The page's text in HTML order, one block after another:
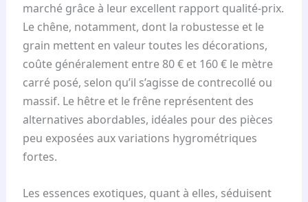
marché grâce à leur excellent rapport qualité-prix.
Le chêne, notamment, dont la robustesse et le
grain mettent en valeur toutes les décorations,
coûte généralement entre 80 € et 160 € le mètre
carré posé, selon qu’il s’agisse de contrecollé ou
massif. Le hêtre et le frêne représentent des
alternatives abordables, idéales pour des pièces
peu exposées aux variations hygrométriques
fortes.
Les essences exotiques, quant à elles, séduisent